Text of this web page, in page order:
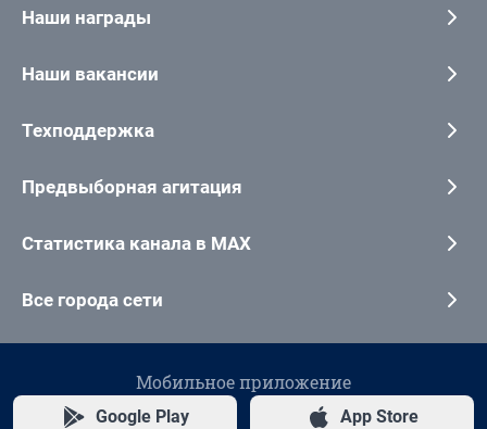
Наши награды
Наши вакансии
Техподдержка
Предвыборная агитация
Статистика канала в MAX
Все города сети
Мобильное приложение
Google Play App Store